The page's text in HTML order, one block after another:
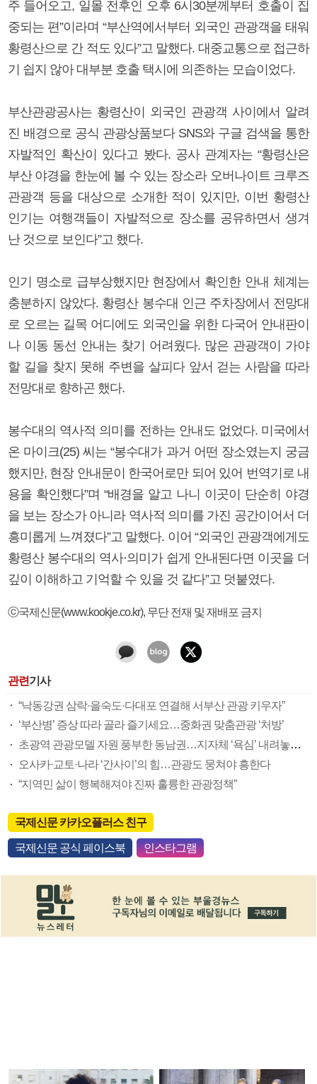
주 들어오고, 일몰 전후인 오후 6시30분께부터 호출이 집
중되는 편”이라며 “부산역에서부터 외국인 관광객을 태워
황령산으로 간 적도 있다”고 말했다. 대중교통으로 접근하
기 쉽지 않아 대부분 호출 택시에 의존하는 모습이었다.
부산관광공사는 황령산이 외국인 관광객 사이에서 알려
진 배경으로 공식 관광상품보다 SNS와 구글 검색을 통한
자발적인 확산이 있다고 봤다. 공사 관계자는 “황령산은
부산 야경을 한눈에 볼 수 있는 장소라 오버나이트 크루즈
관광객 등을 대상으로 소개한 적이 있지만, 이번 황령산
인기는 여행객들이 자발적으로 장소를 공유하면서 생겨
난 것으로 보인다”고 했다.
인기 명소로 급부상했지만 현장에서 확인한 안내 체계는
충분하지 않았다. 황령산 봉수대 인근 주차장에서 전망대
로 오르는 길목 어디에도 외국인을 위한 다국어 안내판이
나 이동 동선 안내는 찾기 어려웠다. 많은 관광객이 가야
할 길을 찾지 못해 주변을 살피다 앞서 걷는 사람을 따라
전망대로 향하곤 했다.
봉수대의 역사적 의미를 전하는 안내도 없었다. 미국에서
온 마이크(25) 씨는 “봉수대가 과거 어떤 장소였는지 궁금
했지만, 현장 안내문이 한국어로만 되어 있어 번역기로 내
용을 확인했다”며 “배경을 알고 나니 이곳이 단순히 야경
을 보는 장소가 아니라 역사적 의미를 가진 공간이어서 더
흥미롭게 느껴졌다”고 말했다. 이어 “외국인 관광객에게도
황령산 봉수대의 역사·의미가 쉽게 안내된다면 이곳을 더
깊이 이해하고 기억할 수 있을 것 같다”고 덧붙였다.
ⓒ국제신문(www.kookje.co.kr), 무단 전재 및 재배포 금지
관련기사
“낙동강권 삼락·을숙도·다대포 연결해 서부산 관광 키우자”
‘부산병’ 증상 따라 골라 즐기세요…중화권 맞춤관광 ‘처방’
초광역 관광모델 자원 풍부한 동남권…지자체 ‘욕심’ 내려놓고 협력해야
오사카·교토·나라 ‘간사이’의 힘…관광도 뭉쳐야 흥한다
“지역민 삶이 행복해져야 진짜 훌륭한 관광정책”
국제신문 카카오플러스 친구
국제신문 공식 페이스북 인스타그램